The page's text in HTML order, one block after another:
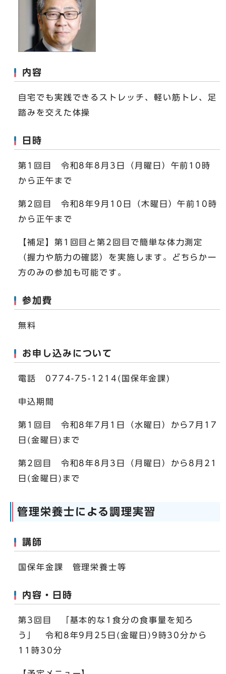
内容
自宅でも実践できるストレッチ、軽い筋トレ、足
踏みを交えた体操
日時
第1回目 令和8年8月3日（月曜日）午前10時
から正午まで
第2回目 令和8年9月10日（木曜日）午前10時
から正午まで
【補足】第1回目と第2回目で簡単な体力測定
（握力や筋力の確認）を実施します。どちらか一
方のみの参加も可能です。
参加費
無料
お申し込みについて
電話 0774-75-1214(国保年金課)
申込期間
第1回目 令和8年7月1日（水曜日）から7月17
日(金曜日)まで
第2回目 令和8年8月3日（月曜日）から8月21
日(金曜日)まで
管理栄養士による調理実習
講師
国保年金課 管理栄養士等
内容・日時
第3回目 「基本的な1食分の食事量を知ろ
う」 令和8年9月25日(金曜日)9時30分から
11時30分